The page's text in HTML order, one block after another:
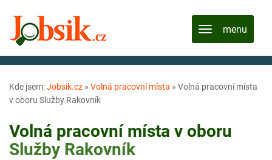
Kde jsem:Jobsik.cz » Volná pracovní místa » Volná pracovní místa
v oboru Služby Rakovník
Volná pracovní místa v oboru
Služby Rakovník